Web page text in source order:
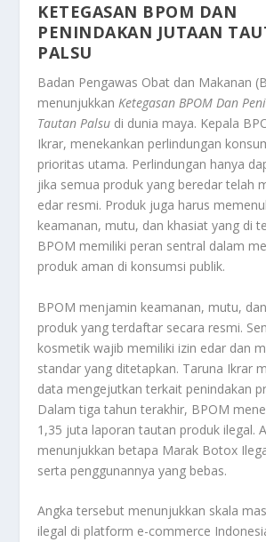
KETEGASAN BPOM DAN
PENINDAKAN JUTAAN
PALSU
Badan Pengawas Obat dan Makanan
menunjukkan Ketegasan BPOM Dan
Tautan Palsu di dunia maya. Kepala
Ikrar, menekankan perlindungan
prioritas utama. Perlindungan hanya
jika semua produk yang beredar telah
edar resmi. Produk juga harus
keamanan, mutu, dan khasiat yang di
BPOM memiliki peran sentral dalam
produk aman di konsumsi publik.
BPOM menjamin keamanan, mutu,
produk yang terdaftar secara resmi.
kosmetik wajib memiliki izin edar dan
standar yang ditetapkan. Taruna Ikrar
data mengejutkan terkait penindakan
Dalam tiga tahun terakhir, BPOM
1,35 juta laporan tautan produk ilegal.
menunjukkan betapa Marak Botox
serta penggunannya yang bebas.
Angka tersebut menunjukkan skala
ilegal di platform e-commerce